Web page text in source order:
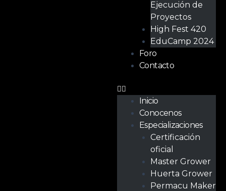
Ejecución de
Proyectos
High Fest 420
EduCamp 2024
Foro
Contacto
Inicio
Conocenos
Especializaciones
Certificación
oficial
Master Grower
Huerta Grower
Permacu Maker